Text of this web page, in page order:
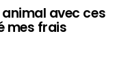
animal avec ces
mes frais